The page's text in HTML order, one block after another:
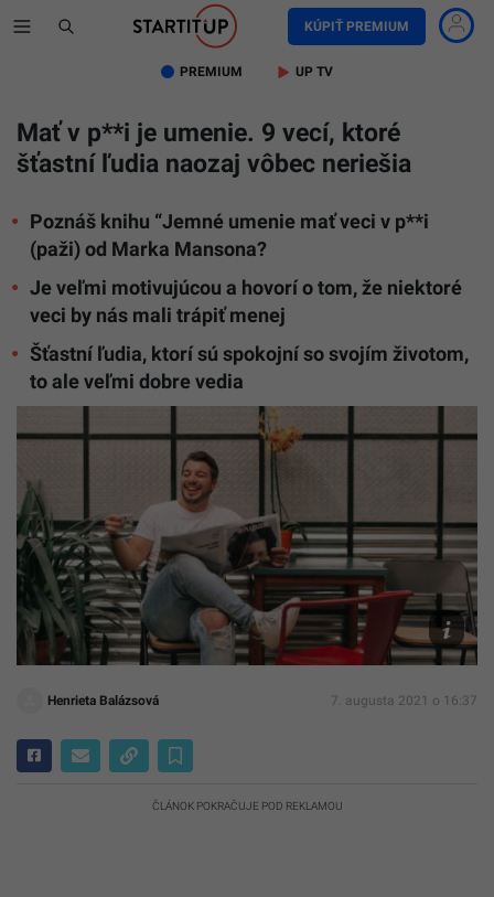
KÚPIŤ PREMIUM
PREMIUM UP TV
Mať v p**i je umenie. 9 vecí, ktoré
šťastní ľudia naozaj vôbec neriešia
Poznáš knihu “Jemné umenie mať veci v p**i
(paži) od Marka Mansona?
Je veľmi motivujúcou a hovorí o tom, že niektoré
veci by nás mali trápiť menej
Šťastní ľudia, ktorí sú spokojní so svojím životom,
to ale veľmi dobre vedia
Pantazis
Henrieta Balázsová 7. augusta 2021 o 16:37
ČLÁNOK POKRAČUJE POD REKLAMOU